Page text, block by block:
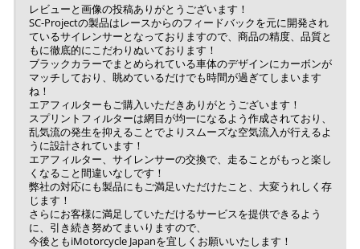
レビューと画像の投稿ありがとうございます！
SC-Projectの製品はレースからのフィードバックを元に開発され
ているサイレンサーとなっておりますので、商品の精度、品質と
もに徹底的にこだわりぬいております！
ブラックカラーでまとめられている車体のデザインにカーボンが
マッチしており、眺めているだけでも時間が過ぎてしまいます
ね！
エアフィルターもご購入いただきありがとうございます！
スプリントフィルターは網目が均一になるよう作成されており、
乱気流の発生を抑えることでよりスムーズな空気流入が行えるよ
うに設計されています！
エアフィルター、サイレンサーの交換で、走ることがもっと楽し
くなること間違いなしです！
弊社の対応にも製品にもご満足いただけたこと、大変うれしく存
じます！
さらにお客様に満足していただけるサービスを提供できるよう
に、引き続き努めてまいりますので、
今後ともiMotorcycle Japanを宜しくお願いいたします！